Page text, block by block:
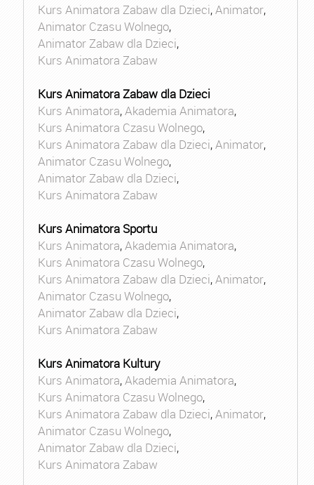
Kurs Animatora Zabaw dla Dzieci,Animator,
Animator Czasu Wolnego,
Animator Zabaw dla Dzieci,
Kurs Animatora Zabaw
Kurs Animatora Zabaw dla Dzieci
Kurs Animatora,Akademia Animatora,
Kurs Animatora Czasu Wolnego,
Kurs Animatora Zabaw dla Dzieci,Animator,
Animator Czasu Wolnego,
Animator Zabaw dla Dzieci,
Kurs Animatora Zabaw
Kurs Animatora Sportu
Kurs Animatora,Akademia Animatora,
Kurs Animatora Czasu Wolnego,
Kurs Animatora Zabaw dla Dzieci,Animator,
Animator Czasu Wolnego,
Animator Zabaw dla Dzieci,
Kurs Animatora Zabaw
Kurs Animatora Kultury
Kurs Animatora,Akademia Animatora,
Kurs Animatora Czasu Wolnego,
Kurs Animatora Zabaw dla Dzieci,Animator,
Animator Czasu Wolnego,
Animator Zabaw dla Dzieci,
Kurs Animatora Zabaw